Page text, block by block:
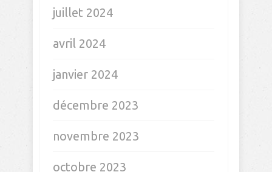
juillet 2024
avril 2024
janvier 2024
décembre 2023
novembre 2023
octobre 2023